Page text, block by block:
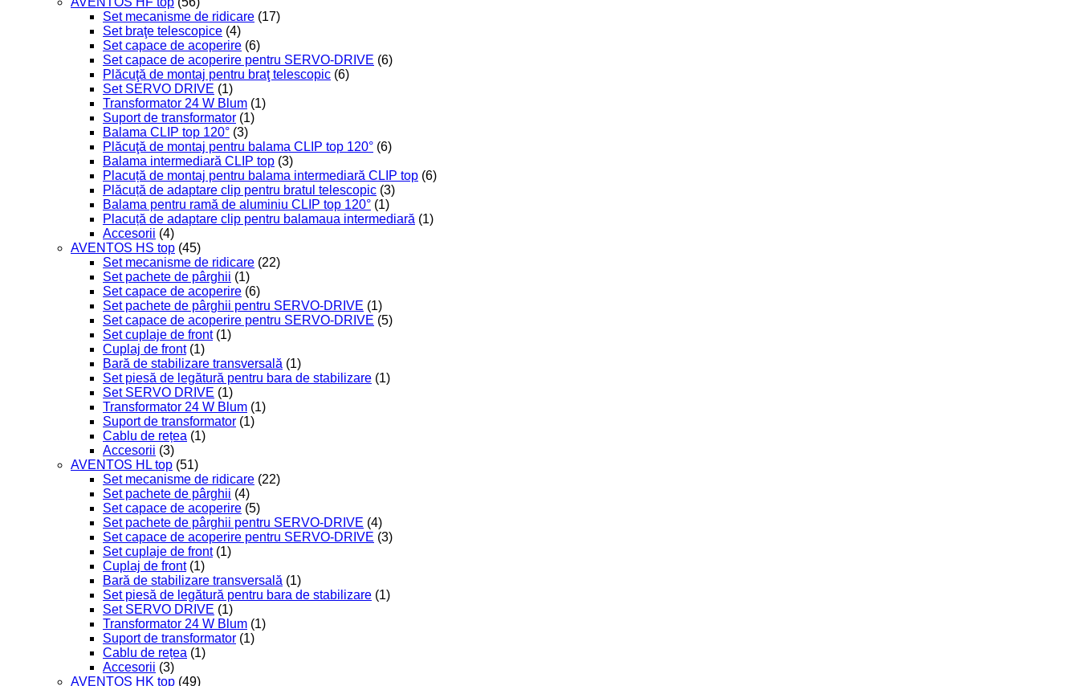
Set mecanisme de ridicare (17)
Set braţe telescopice (4)
Set capace de acoperire (6)
Set capace de acoperire pentru SERVO-DRIVE (6)
Plăcuţă de montaj pentru braţ telescopic (6)
Set SERVO DRIVE (1)
Transformator 24 W Blum (1)
Suport de transformator (1)
Balama CLIP top 120° (3)
Plăcuţă de montaj pentru balama CLIP top 120° (6)
Balama intermediară CLIP top (3)
Placuță de montaj pentru balama intermediară CLIP top (6)
Plăcuță de adaptare clip pentru bratul telescopic (3)
Balama pentru ramă de aluminiu CLIP top 120° (1)
Placuță de adaptare clip pentru balamaua intermediară (1)
Accesorii (4)
AVENTOS HS top (45)
Set mecanisme de ridicare (22)
Set pachete de pârghii (1)
Set capace de acoperire (6)
Set pachete de pârghii pentru SERVO-DRIVE (1)
Set capace de acoperire pentru SERVO-DRIVE (5)
Set cuplaje de front (1)
Cuplaj de front (1)
Bară de stabilizare transversală (1)
Set piesă de legătură pentru bara de stabilizare (1)
Set SERVO DRIVE (1)
Transformator 24 W Blum (1)
Suport de transformator (1)
Cablu de rețea (1)
Accesorii (3)
AVENTOS HL top (51)
Set mecanisme de ridicare (22)
Set pachete de pârghii (4)
Set capace de acoperire (5)
Set pachete de pârghii pentru SERVO-DRIVE (4)
Set capace de acoperire pentru SERVO-DRIVE (3)
Set cuplaje de front (1)
Cuplaj de front (1)
Bară de stabilizare transversală (1)
Set piesă de legătură pentru bara de stabilizare (1)
Set SERVO DRIVE (1)
Transformator 24 W Blum (1)
Suport de transformator (1)
Cablu de rețea (1)
Accesorii (3)
AVENTOS HK top (49)